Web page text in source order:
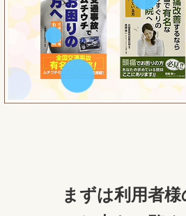
まずは利用者